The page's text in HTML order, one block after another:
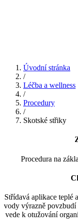
Úvodní stránka
/
Léčba a wellness
/
Procedury
/
Skotské střiky
Procedura na
Střídavá aplikace teplé
vody výrazně povzbudí
vede k otužování